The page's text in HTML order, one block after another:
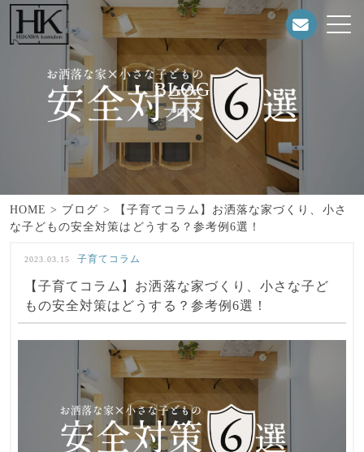
BLOG
ブログ
HOME > ブログ >
【子育てコラム】お洒落な家づくり、小さ
な子どもの安全対策はどうする？参考例6選！
【子育てコラム】お洒落な家づくり、小さな子ど
もの安全対策はどうする？参考例6選！
2023.03.15 子育てコラム